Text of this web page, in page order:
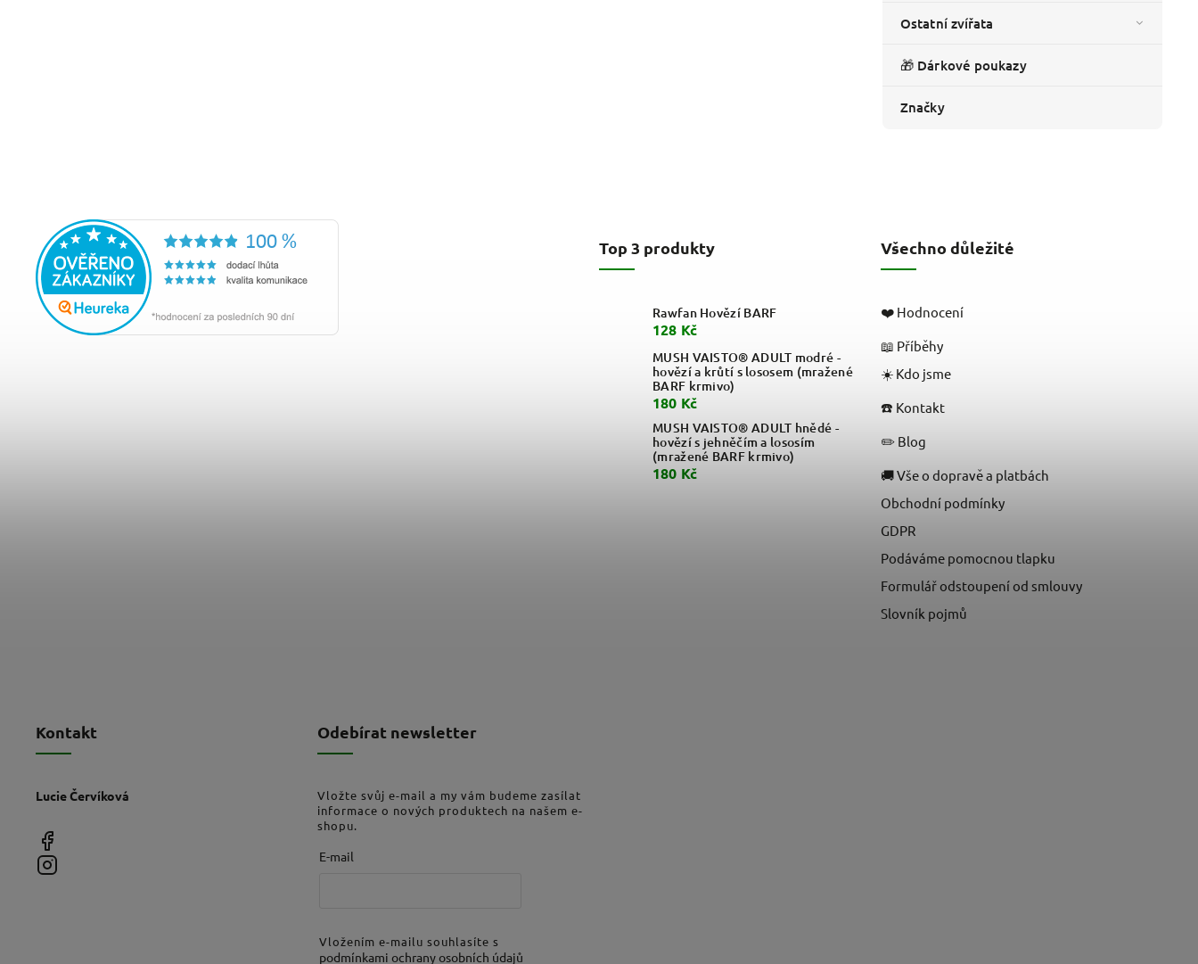
Ostatní zvířata
🎁 Dárkové poukazy
Značky
Top 3 produkty
Rawfan Hovězí BARF
128 Kč
MUSH VAISTO® ADULT modré -
hovězí a krůtí s lososem (mražené
BARF krmivo)
180 Kč
MUSH VAISTO® ADULT hnědé -
hovězí s jehněčím a lososím
(mražené BARF krmivo)
180 Kč
Všechno důležité
❤️ Hodnocení
📖 Příběhy
☀️ Kdo jsme
☎️ Kontakt
✏️ Blog
🚚 Vše o dopravě a platbách
Obchodní podmínky
GDPR
Podáváme pomocnou tlapku
Formulář odstoupení od smlouvy
Slovník pojmů
Kontakt
Lucie Červíková
Odebírat newsletter
Vložte svůj e-mail a my vám budeme zasílat
informace o nových produktech na našem e-
shopu.
E-mail
Vložením e-mailu souhlasíte s
podmínkami ochrany osobních údajů